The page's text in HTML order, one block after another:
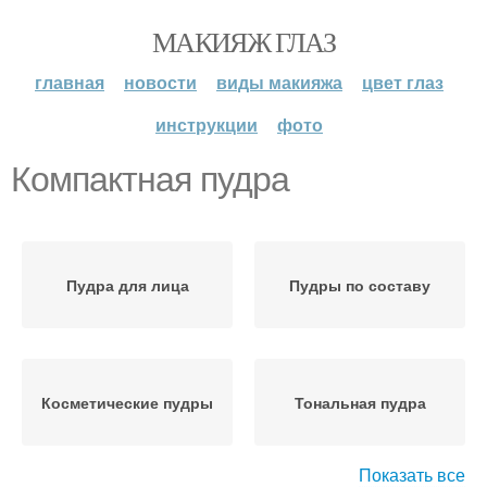
МАКИЯЖ ГЛАЗ
главная новости виды макияжа
цвет глаз
инструкции
фото
Компактная пудра
Пудра для лица Пудры по составу
Косметические пудры Тональная пудра
Показать все